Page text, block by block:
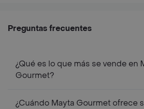
Preguntas frecuentes
¿Qué es lo que más se vende en
Gourmet?
¿Cuándo Mayta Gourmet ofrece